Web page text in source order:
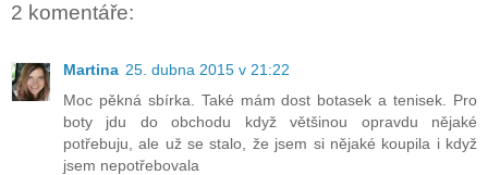
2 komentáře:
Martina 25. dubna 2015 v 21:22
Moc pěkná sbírka. Také mám dost botasek a tenisek. Pro
boty jdu do obchodu když většinou opravdu nějaké
potřebuju, ale už se stalo, že jsem si nějaké koupila i když
jsem nepotřebovala